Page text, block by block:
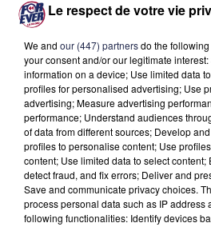
Le respect de votre vie
We and our (447) partnersdo the
your consent and/or our legitimate
information on a device; Use limited data
profiles for personalised advertising; Use
advertising; Measure advertising
performance; Understand audiences
of data from different sources; Develop
profiles to personalise content; Use
content; Use limited data to select content;
detect fraud, and fix errors; Deliver and
Save and communicate privacy choices.
process personal data such as IP address
following functionalities: Identify devices